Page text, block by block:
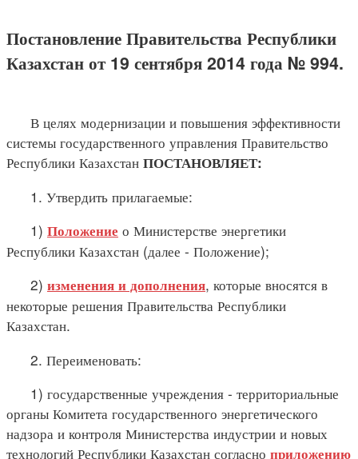
Постановление Правительства Республики
Казахстан от 19 сентября 2014 года № 994.
В целях модернизации и повышения эффективности
системы государственного управления Правительство
Республики Казахстан ПОСТАНОВЛЯЕТ:
1. Утвердить прилагаемые:
1) Положение о Министерстве энергетики
Республики Казахстан (далее - Положение);
2) изменения и дополнения, которые вносятся в
некоторые решения Правительства Республики
Казахстан.
2. Переименовать:
1) государственные учреждения - территориальные
органы Комитета государственного энергетического
надзора и контроля Министерства индустрии и новых
технологий Республики Казахстан согласно приложению